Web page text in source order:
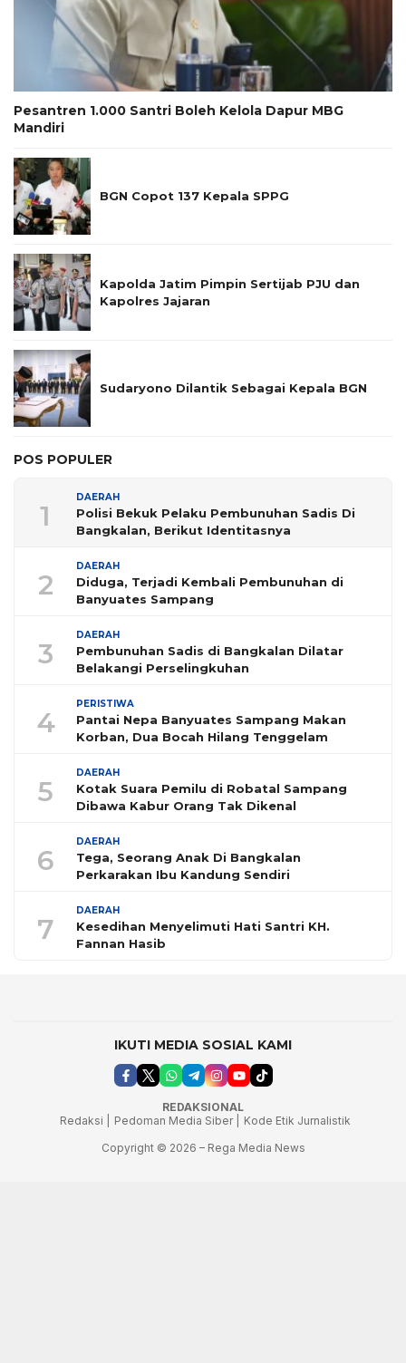
Pesantren 1.000 Santri Boleh Kelola Dapur MBG
Mandiri
BGN Copot 137 Kepala SPPG
Kapolda Jatim Pimpin Sertijab PJU dan
Kapolres Jajaran
Sudaryono Dilantik Sebagai Kepala BGN
POS POPULER
1
DAERAH
Polisi Bekuk Pelaku Pembunuhan Sadis Di
Bangkalan, Berikut Identitasnya
2
DAERAH
Diduga, Terjadi Kembali Pembunuhan di
Banyuates Sampang
3
DAERAH
Pembunuhan Sadis di Bangkalan Dilatar
Belakangi Perselingkuhan
4
PERISTIWA
Pantai Nepa Banyuates Sampang Makan
Korban, Dua Bocah Hilang Tenggelam
5
DAERAH
Kotak Suara Pemilu di Robatal Sampang
Dibawa Kabur Orang Tak Dikenal
6
DAERAH
Tega, Seorang Anak Di Bangkalan
Perkarakan Ibu Kandung Sendiri
7
DAERAH
Kesedihan Menyelimuti Hati Santri KH.
Fannan Hasib
IKUTI MEDIA SOSIAL KAMI
REDAKSIONAL
Redaksi |
Pedoman Media Siber |
Kode Etik Jurnalistik
Copyright © 2026 – Rega Media News